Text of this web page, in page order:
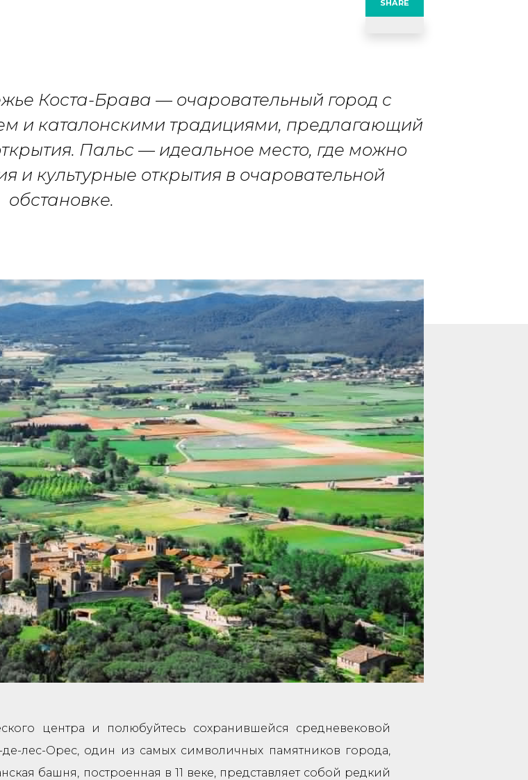
SHARE
Коста-Брава — очаровательный город с
и каталонскими традициями, предлагающий
Пальс — идеальное место, где можно
и культурные открытия в очаровательной
обстановке.
центра и полюбуйтесь сохранившейся средневековой
лес-Орес, один из самых символичных памятников города,
башня, построенная в 11 веке, представляет собой редкий